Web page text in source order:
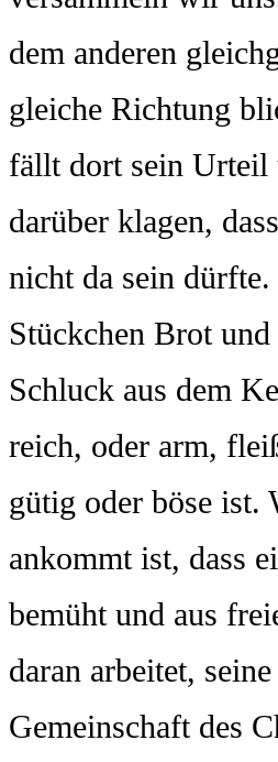
dem anderen
gleiche Richtung
fällt dort sein Urteil
darüber klagen,
nicht da sein dürfte.
Stückchen Brot
Schluck aus dem
reich, oder arm,
gütig oder böse ist.
ankommt ist, dass
bemüht und aus
daran arbeitet,
Gemeinschaft des